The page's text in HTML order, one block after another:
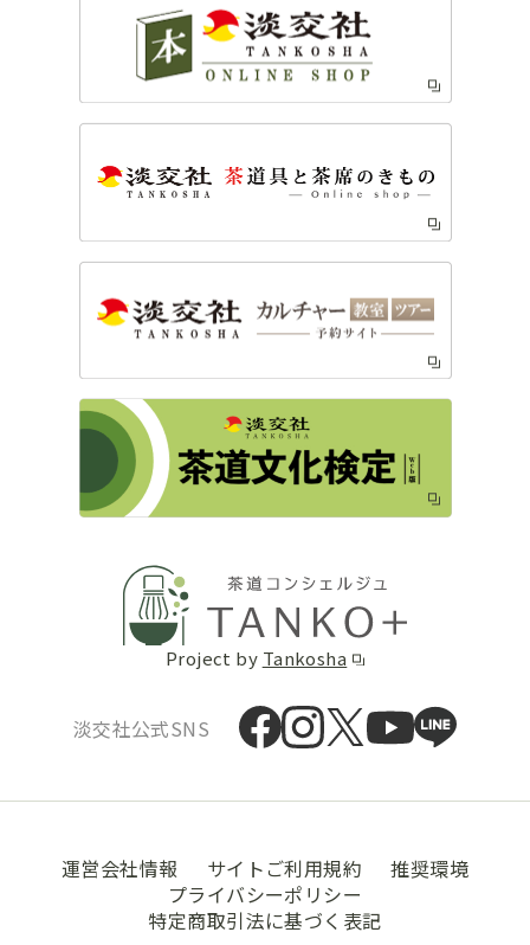
Project by Tankosha
淡交社公式SNS
運営会社情報 サイトご利用規約
推奨環境
プライバシーポリシー
特定商取引法に基づく表記